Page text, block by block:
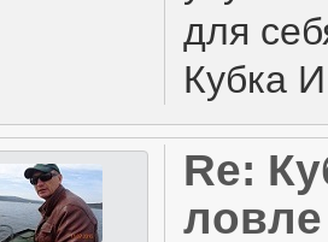
для
Кубка
Re: